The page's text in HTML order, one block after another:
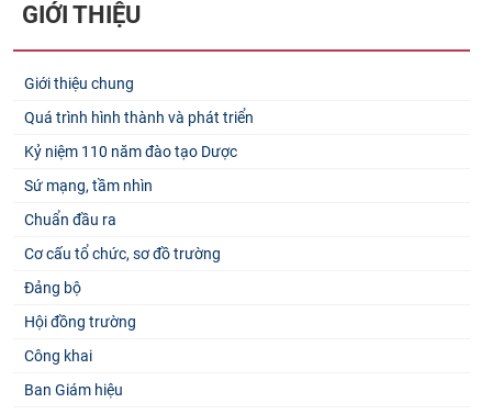
GIỚI THIỆU
Giới thiệu chung
Quá trình hình thành và phát triển
Kỷ niệm 110 năm đào tạo Dược
Sứ mạng, tầm nhìn
Chuẩn đầu ra
Cơ cấu tổ chức, sơ đồ trường
Đảng bộ
Hội đồng trường
Công khai
Ban Giám hiệu